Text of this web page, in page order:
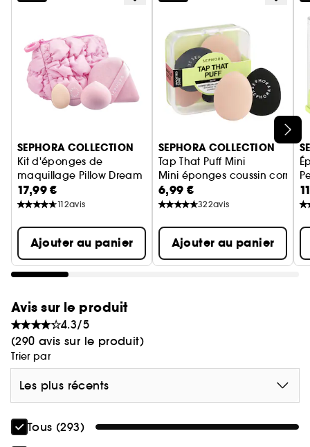
SEPHORA COLLECTION
Kit d'éponges de
maquillage Pillow Dream
Kit d'éponges teint
17,99 €
112avis
Ajouter au panier
SEPHORA COLLECTION
Tap That Puff Mini
Mini éponges coussin
6,99 €
322avis
Ajouter au panier
Avis sur le produit
4.3/5
(290 avis sur le produit)
Trier par
Les plus récents
Tous (293)